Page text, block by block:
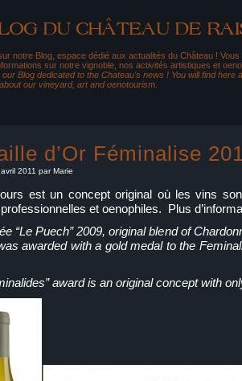
notre Blog, espace dédié aux actualités du Château !
sur notre vignoble, nos activités artistiques et
our Blog dedicated to the Chateau's news ! You will find here
our vineyard, art and oenotourism.
d’Or Féminalise
2011 par Marie
est un concept original où les vins
et oenophiles. Plus
“Le Puech” 2009, original blend of
awarded with a gold medal to the
award is an original concept with